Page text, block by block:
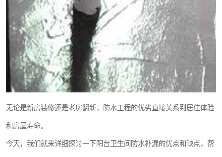
无论是新房装修还是老房翻新，防水工程的优劣直接关系到居住体验
和房屋寿命。
今天，我们就来详细探讨一下阳台卫生间防水补漏的优点和缺点，帮